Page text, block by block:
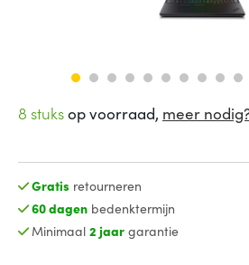
8 stuksop voorraad, meer
Gratis retourneren
60 dagenbedenktermijn
Minimaal 2 jaargarantie